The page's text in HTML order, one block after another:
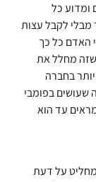
ומדוע כל
מבלי לקבל עצות
האדם כל כך
שזה מחלל את
בחברה
שעושים בפומבי
עד הוא
על דעת